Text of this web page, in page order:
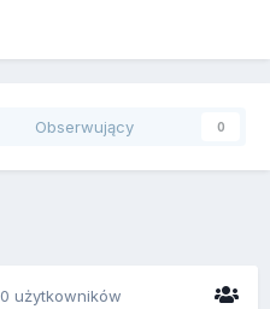
Obserwujący 0
0 użytkowników